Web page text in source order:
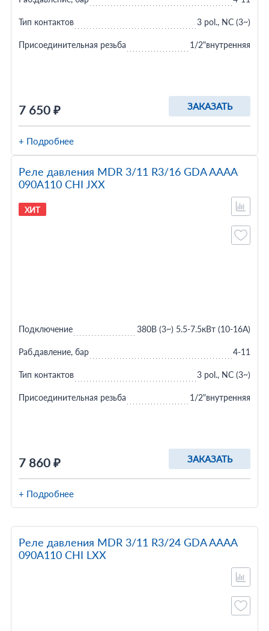
7 650 ₽ ЗАКАЗАТЬ
Тип контактов 3 pol., NC (3~)
Присоединительная резьба 1/2"внутренняя
+ Подробнее
Реле давления MDR 3/11 R3/16 GDA AAAA
090A110 CHI JXX
ХИТ
7 860 ₽ ЗАКАЗАТЬ
Подключение 380В (3~) 5.5-7.5кВт (10-16A)
Раб.давление, бар 4-11
Тип контактов 3 pol., NC (3~)
Присоединительная резьба 1/2"внутренняя
+ Подробнее
Реле давления MDR 3/11 R3/24 GDA AAAA
090A110 CHI LXX